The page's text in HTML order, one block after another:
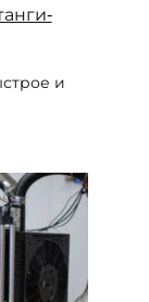
и